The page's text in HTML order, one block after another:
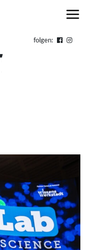
folgen: